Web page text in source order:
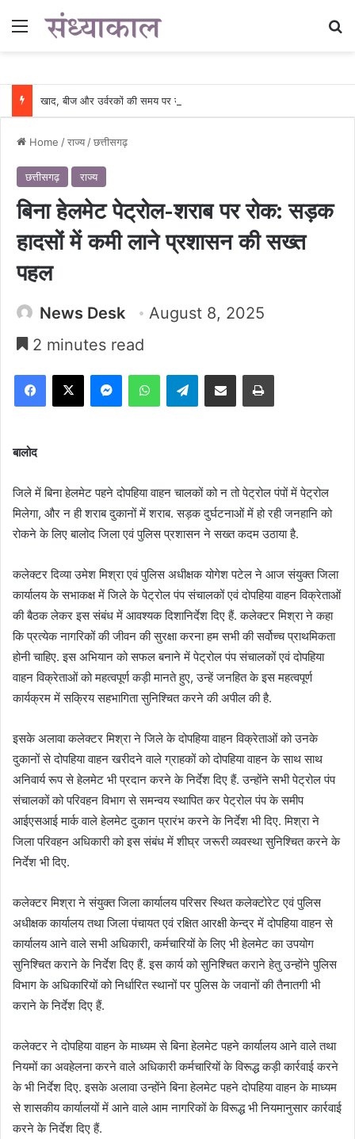
Menu
Home /राज्य /छत्तीसगढ़
छत्तीसगढ़ राज्य
बिना हेलमेट पेट्रोल-शराब पर रोक: सड़क
हादसों में कमी लाने प्रशासन की सख्त
पहल
News Desk
August 8, 2025
2 minutes read
Facebook
X MessengerWhatsAppTelegramShare via Email Print
बालोद
जिले में बिना हेलमेट पहने दोपहिया वाहन चालकों को न तो पेट्रोल पंपों में पेट्रोल
मिलेगा, और न ही शराब दुकानों में शराब. सड़क दुर्घटनाओं में हो रही जनहानि को
रोकने के लिए बालोद जिला एवं पुलिस प्रशासन ने सख्त कदम उठाया है.
कलेक्टर दिव्या उमेश मिश्रा एवं पुलिस अधीक्षक योगेश पटेल ने आज संयुक्त जिला
कार्यालय के सभाकक्ष में जिले के पेट्रोल पंप संचालकों एवं दोपहिया वाहन विक्रेताओं
की बैठक लेकर इस संबंध में आवश्यक दिशानिर्देश दिए हैं. कलेक्टर मिश्रा ने कहा
कि प्रत्येक नागरिकों की जीवन की सुरक्षा करना हम सभी की सर्वोच्च प्राथमिकता
होनी चाहिए. इस अभियान को सफल बनाने में पेट्रोल पंप संचालकों एवं दोपहिया
वाहन विक्रेताओं को महत्वपूर्ण कड़ी मानते हुए, उन्हें जनहित के इस महत्वपूर्ण
कार्यक्रम में सक्रिय सहभागिता सुनिश्चित करने की अपील की है.
इसके अलावा कलेक्टर मिश्रा ने जिले के दोपहिया वाहन विक्रेताओं को उनके
दुकानों से दोपहिया वाहन खरीदने वाले ग्राहकों को दोपहिया वाहन के साथ साथ
अनिवार्य रूप से हेलमेट भी प्रदान करने के निर्देश दिए हैं. उन्होंने सभी पेट्रोल पंप
संचालकों को परिवहन विभाग से समन्वय स्थापित कर पेट्रोल पंप के समीप
आईएसआई मार्क वाले हेलमेट दुकान प्रारंभ करने के निर्देश भी दिए. मिश्रा ने
जिला परिवहन अधिकारी को इस संबंध में शीघ्र जरूरी व्यवस्था सुनिश्चित करने के
निर्देश भी दिए.
कलेक्टर मिश्रा ने संयुक्त जिला कार्यालय परिसर स्थित कलेक्टोरेट एवं पुलिस
अधीक्षक कार्यालय तथा जिला पंचायत एवं रक्षित आरक्षी केन्द्र में दोपहिया वाहन से
कार्यालय आने वाले सभी अधिकारी, कर्मचारियों के लिए भी हेलमेट का उपयोग
सुनिश्चित कराने के निर्देश दिए हैं. इस कार्य को सुनिश्चित कराने हेतु उन्होंने पुलिस
विभाग के अधिकारियों को निर्धारित स्थानों पर पुलिस के जवानों की तैनातगी भी
कराने के निर्देश दिए हैं.
कलेक्टर ने दोपहिया वाहन के माध्यम से बिना हेलमेट पहने कार्यालय आने वाले तथा
नियमों का अवहेलना करने वाले अधिकारी कर्मचारियों के विरूद्ध कड़ी कार्रवाई करने
के भी निर्देश दिए. इसके अलावा उन्होंने बिना हेलमेट पहने दोपहिया वाहन के माध्यम
से शासकीय कार्यालयों में आने वाले आम नागरिकों के विरूद्ध भी नियमानुसार कार्रवाई
करने के निर्देश दिए हैं.